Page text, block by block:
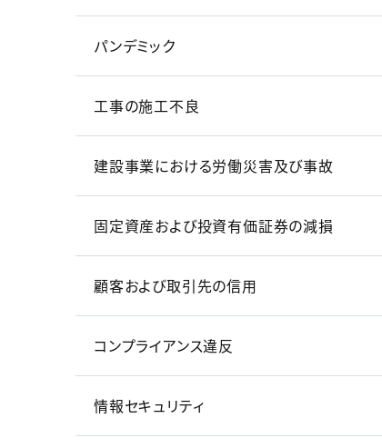
パンデミック
工事の施工不良
建設事業における労働災害及び事故
固定資産および投資有価証券の減損
顧客および取引先の信用
コンプライアンス違反
情報セキュリティ